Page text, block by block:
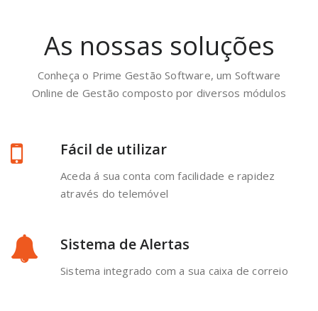
As nossas soluções
Conheça o Prime Gestão Software, um Software
Online de Gestão composto por diversos módulos
Fácil de utilizar
Aceda á sua conta com facilidade e rapidez
através do telemóvel
Sistema de Alertas
Sistema integrado com a sua caixa de correio